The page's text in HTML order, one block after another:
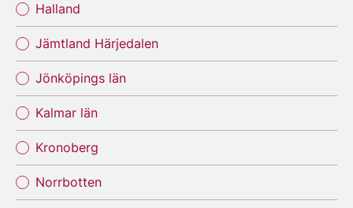
Halland
Jämtland Härjedalen
Jönköpings län
Kalmar län
Kronoberg
Norrbotten